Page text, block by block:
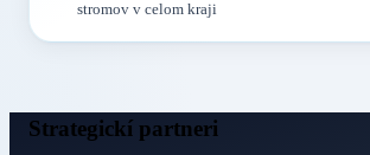
stromov v celom kraji
Strategickí partneri